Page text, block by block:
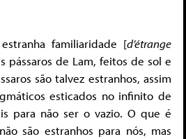
familiaridade [d’étrange
pássaros de Lam, feitos de sol e
são talvez estranhos, assim
esticados no infinito de
para não ser o vazio. O que é
são estranhos para nós, mas